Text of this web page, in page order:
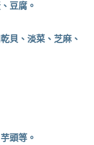
豆腐。
貝、淡菜、芝麻、
頭等。